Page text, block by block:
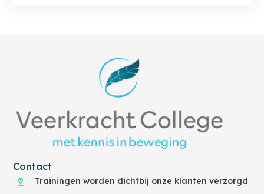
Contact
Trainingen worden dichtbij onze klanten verzorgd